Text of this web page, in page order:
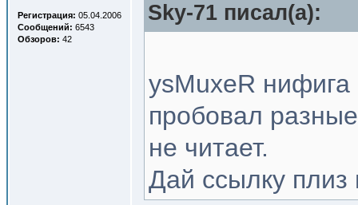
Регистрация: 05.04.2006
Сообщений: 6543
Обзоров: 42
Sky-71 писал(a):
ysMuxeR нифига
пробовал
не читает.
Дай ссылку